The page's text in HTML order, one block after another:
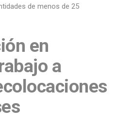
de menos de 25
en
a